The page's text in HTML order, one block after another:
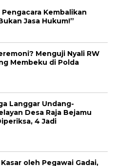
Kembalikan
Jasa Hukum!”
Menguji Nyali RW
Membeku di Polda
Langgar Undang-
Desa Raja Bejamu
4 Jadi
oleh Pegawai Gadai,